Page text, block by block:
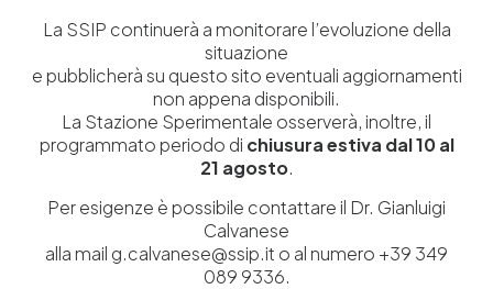
Salva il mio nome, email e sito web in questo browser per la
prossima volta che commento.
Post Comment
La SSIP continuerà a monitorare l’evoluzione della
situazione
e pubblicherà su questo sito eventuali aggiornamenti
non appena disponibili.
La Stazione Sperimentale osserverà, inoltre, il
programmato periodo di chiusura estiva dal 10 al
21 agosto.
Per esigenze è possibile contattare il Dr. Gianluigi
Calvanese
alla mail g.calvanese@ssip.it o al numero +39 349
089 9336.